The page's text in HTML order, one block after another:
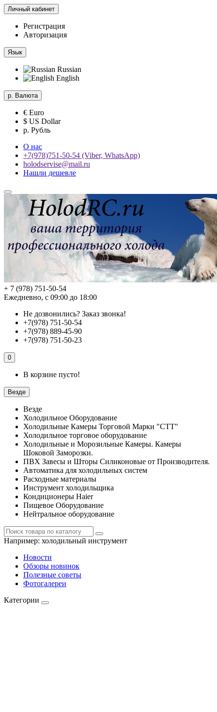
Личный кабинет
Регистрация
Авторизация
Язык
Russian
English
р. Валюта
€ Euro
$ US Dollar
р. Рубль
О нас
+7(978)751-50-54 (Viber, WhatsApp)
holodservise@mail.ru
Нашли дешевле
+ 7 (978) 751-50-54
Ежедневно, с 09:00 до 18:00
Не дозвонились? Заказ звонка!
+7(978) 751-50-54
+7(978) 889-45-90
+7(978) 751-50-23
0
В корзине пусто!
Везде
Везде
Холодильное Оборудование
Холодильные Камеры Торговой Марки "СТТ"
Холодильное торговое оборудование
Холодильные и Морозильные Камеры. Камеры
Шоковой Заморозки.
ПВХ Завесы и Шторы Силиконовые от Производителя.
Автоматика для холодильных систем
Расходные материалы
Инструмент холодильщика
Кондиционеры Haier
Пищевое Оборудование
Нейтральное оборудование
Например: холодильный инструмент
Новости
Обзоры новинок
Полезные советы
Фотогалереи
Категории